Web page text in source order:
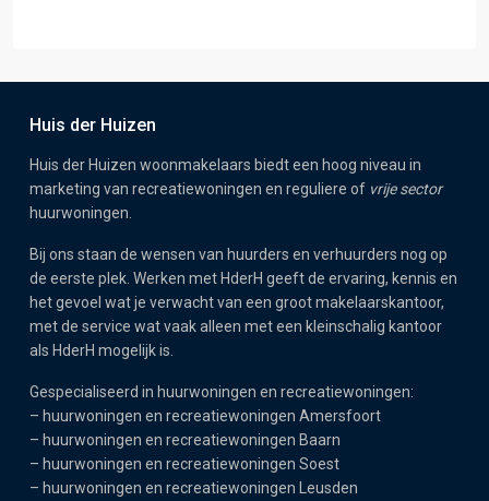
Huis der Huizen
Huis der Huizen woonmakelaars biedt een hoog niveau in
marketing van recreatiewoningen en reguliere of vrije sector
huurwoningen.
Bij ons staan de wensen van huurders en verhuurders nog op
de eerste plek. Werken met HderH geeft de ervaring, kennis en
het gevoel wat je verwacht van een groot makelaarskantoor,
met de service wat vaak alleen met een kleinschalig kantoor
als HderH mogelijk is.
Gespecialiseerd in huurwoningen en recreatiewoningen:
– huurwoningen en recreatiewoningen Amersfoort
– huurwoningen en recreatiewoningen Baarn
– huurwoningen en recreatiewoningen Soest
– huurwoningen en recreatiewoningen Leusden